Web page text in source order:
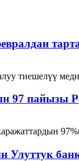
тиешелүү
пайызы
Улуттук